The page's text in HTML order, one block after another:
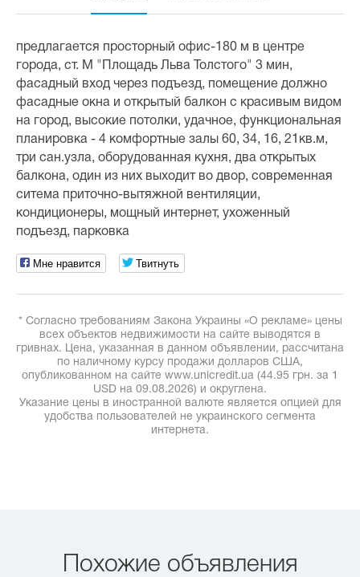
предлагается просторный офис-180 м в центре
города, ст. М "Площадь Льва Толстого" 3 мин,
фасадный вход через подъезд, помещение должно
фасадные окна и открытый балкон с красивым видом
на город, высокие потолки, удачное, функциональная
планировка - 4 комфортные залы 60, 34, 16, 21кв.м,
три сан.узла, оборудованная кухня, два открытых
балкона, один из них выходит во двор, современная
ситема приточно-вытяжной вентиляции,
кондиционеры, мощный интернет, ухоженный
подъезд, парковка
Мне нравится Твитнуть
* Согласно требованиям Закона Украины «О рекламе» цены
всех объектов недвижимости на сайте выводятся в
гривнах. Цена, указанная в данном объявлении, рассчитана
по наличному курсу продажи долларов США,
опубликованном на сайте www.unicredit.ua (44.95 грн. за 1
USD на 09.08.2026) и округлена.
Указание цены в иностранной валюте является опцией для
удобства пользователей не украинского сегмента
интернета.
Похожие объявления